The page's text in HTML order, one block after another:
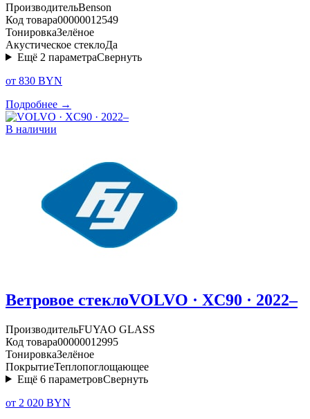
ПроизводительBenson
Код товара00000012549
ТонировкаЗелёное
Акустическое стеклоДа
Ещё 2 параметраСвернуть
от 830 BYN
Подробнее →
В наличии
Ветровое стеклоVOLVO · XC90 · 2022–
ПроизводительFUYAO GLASS
Код товара00000012995
ТонировкаЗелёное
ПокрытиеТеплопоглощающее
Ещё 6 параметровСвернуть
от 2 020 BYN